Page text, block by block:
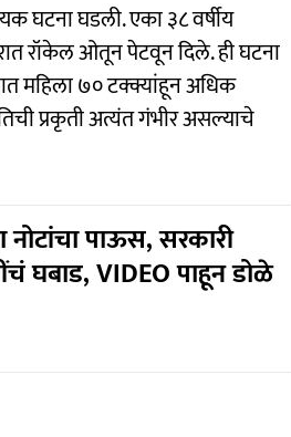
घटना घडली. एका ३८ वर्षीय
रॉकेल ओतून पेटवून दिले. ही घटना
महिला ७० टक्क्यांहून अधिक
प्रकृती अत्यंत गंभीर असल्याचे
पाऊस, सरकारी
घबाड, VIDEO पाहून डोळे